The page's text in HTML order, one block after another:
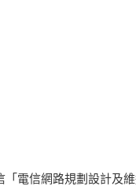
「電信網路規劃設計及